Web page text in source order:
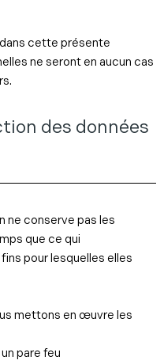
cette présente
ne seront en aucun cas
des données
ne conserve pas les
que ce qui
pour lesquelles elles
mettons en œuvre les
pare feu